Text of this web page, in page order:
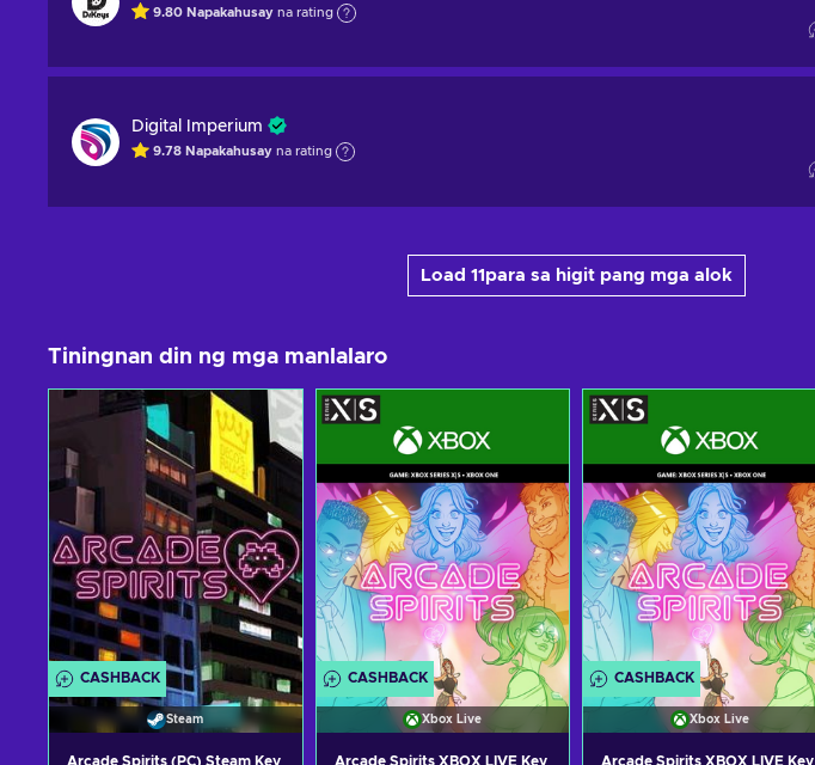
9.80 Napakahusay na rating
Digital Imperium
9.78 Napakahusay na rating
Load 11para sa higit pang mga alok
Tiningnan din ng mga manlalaro
CASHBACK
Steam
Arcade Spirits (PC) Steam Key
CASHBACK
Xbox Live
Arcade Spirits XBOX LIVE Key
CASHBACK
Xbox Live
Arcade Spirits XBOX LIVE Key